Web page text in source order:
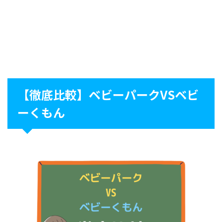
【徹底比較】ベビーパークVSベビ
ーくもん